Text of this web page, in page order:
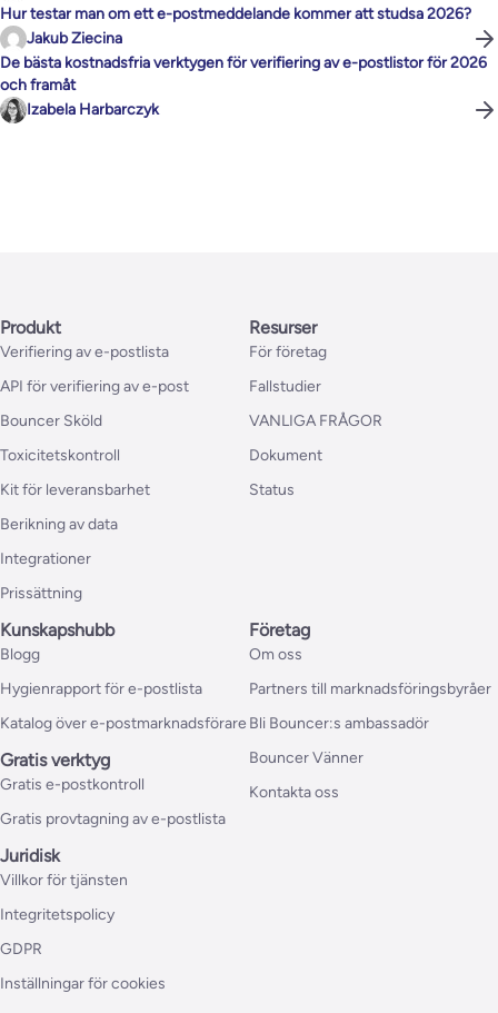
Hur testar man om ett e-postmeddelande kommer att studsa 2026?
Jakub Ziecina
De bästa kostnadsfria verktygen för verifiering av e-postlistor för 2026
och framåt
Izabela Harbarczyk
Produkt
Verifiering av e-postlista
API för verifiering av e-post
Bouncer Sköld
Toxicitetskontroll
Kit för leveransbarhet
Berikning av data
Integrationer
Prissättning
Resurser
För företag
Fallstudier
VANLIGA FRÅGOR
Dokument
Status
Kunskapshubb
Blogg
Hygienrapport för e-postlista
Katalog över e-postmarknadsförare
Gratis verktyg
Gratis e-postkontroll
Gratis provtagning av e-postlista
Företag
Om oss
Partners till marknadsföringsbyråer
Bli Bouncer:s ambassadör
Bouncer Vänner
Kontakta oss
Juridisk
Villkor för tjänsten
Integritetspolicy
GDPR
Inställningar för cookies